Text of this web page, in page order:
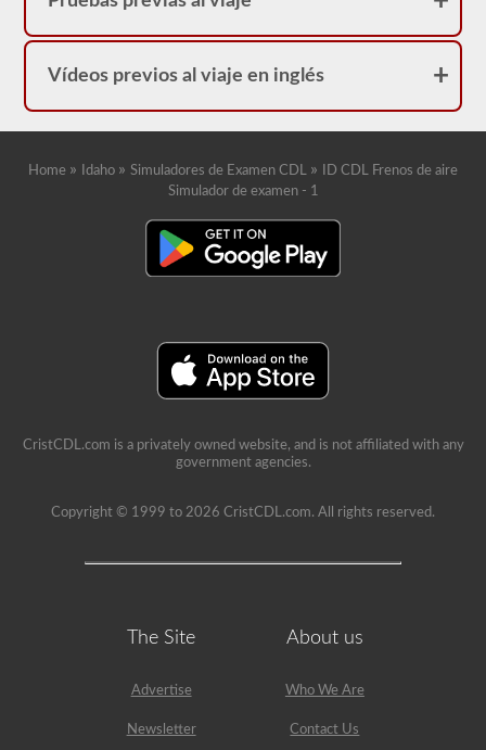
Vídeos previos al viaje en inglés
Home » Idaho » Simuladores de Examen CDL »
ID CDL Frenos de aire
Simulador de examen - 1
CristCDL.com is a privately owned website, and is not affiliated with any
government agencies.
Copyright © 1999 to 2026 CristCDL.com. All rights reserved.
The Site
Advertise
Newsletter
About us
Who We Are
Contact Us